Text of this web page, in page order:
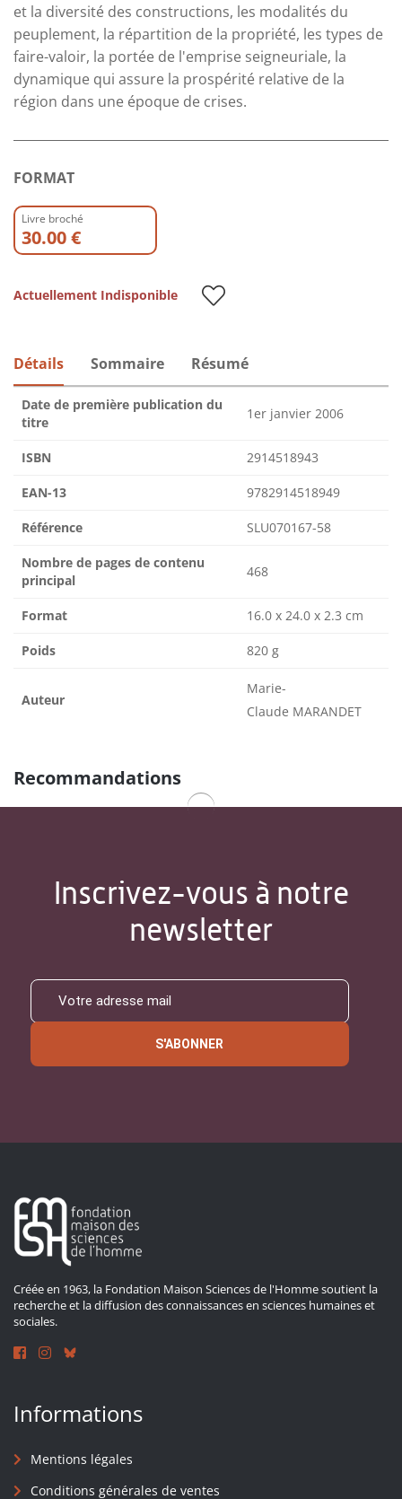
et la diversité des constructions, les modalités du
peuplement, la répartition de la propriété, les types de
faire-valoir, la portée de l'emprise seigneuriale, la
dynamique qui assure la prospérité relative de la
région dans une époque de crises.
FORMAT
Livre broché
30.00 €
Actuellement Indisponible
Détails Sommaire Résumé
Date de première publication du
titre
1er janvier 2006
ISBN 2914518943
EAN-13 9782914518949
Référence SLU070167-58
Nombre de pages de contenu
principal
468
Format 16.0 x 24.0 x 2.3 cm
Poids 820 g
Auteur
Marie-
Claude MARANDET
Recommandations
Inscrivez-vous à notre
newsletter
S'ABONNER
Créée en 1963, la Fondation Maison Sciences de l'Homme soutient la
recherche et la diffusion des connaissances en sciences humaines et
sociales.
Informations
Mentions légales
Conditions générales de ventes